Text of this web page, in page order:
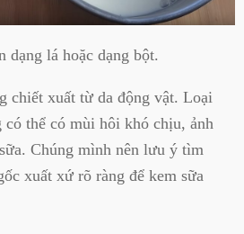
dạng lá hoặc dạng bột.
chiết xuất từ da động vật. Loại
thể có mùi hôi khó chịu, ảnh
Chúng mình nên lưu ý tìm
xuất xứ rõ ràng để kem sữa